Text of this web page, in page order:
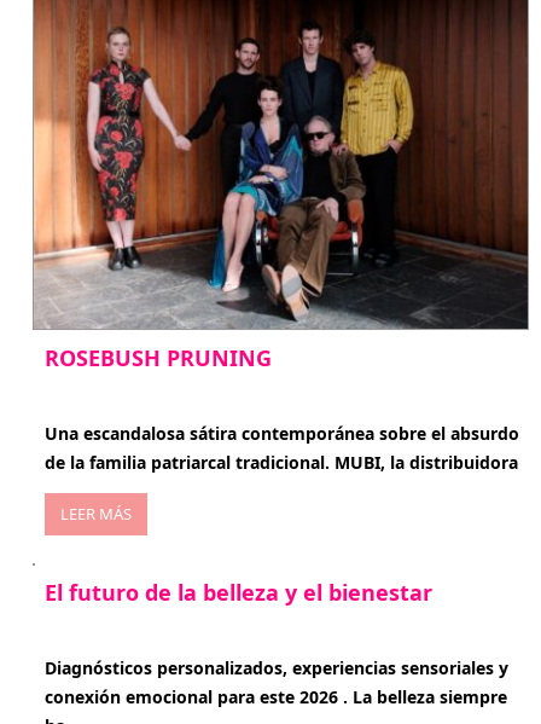
ROSEBUSH PRUNING
Una escandalosa sátira contemporánea sobre el absurdo
de la familia patriarcal tradicional. MUBI, la distribuidora
LEER MÁS
El futuro de la belleza y el bienestar
Diagnósticos personalizados, experiencias sensoriales y
conexión emocional para este 2026 . La belleza siempre